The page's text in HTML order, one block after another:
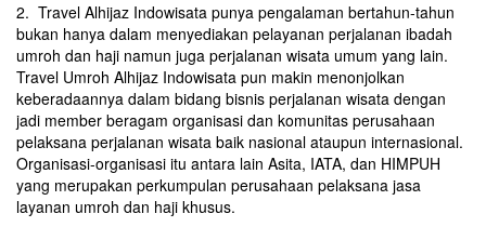
2. Travel Alhijaz Indowisata punya pengalaman bertahun-tahun
bukan hanya dalam menyediakan pelayanan perjalanan ibadah
umroh dan haji namun juga perjalanan wisata umum yang lain.
Travel Umroh Alhijaz Indowisata pun makin menonjolkan
keberadaannya dalam bidang bisnis perjalanan wisata dengan
jadi member beragam organisasi dan komunitas perusahaan
pelaksana perjalanan wisata baik nasional ataupun internasional.
Organisasi-organisasi itu antara lain Asita, IATA, dan HIMPUH
yang merupakan perkumpulan perusahaan pelaksana jasa
layanan umroh dan haji khusus.